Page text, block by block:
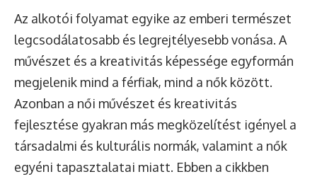
Az alkotói folyamat egyike az emberi természet
legcsodálatosabb és legrejtélyesebb vonása. A
művészet és a kreativitás képessége egyformán
megjelenik mind a férfiak, mind a nők között.
Azonban a női művészet és kreativitás
fejlesztése gyakran más megközelítést igényel a
társadalmi és kulturális normák, valamint a nők
egyéni tapasztalatai miatt. Ebben a cikkben